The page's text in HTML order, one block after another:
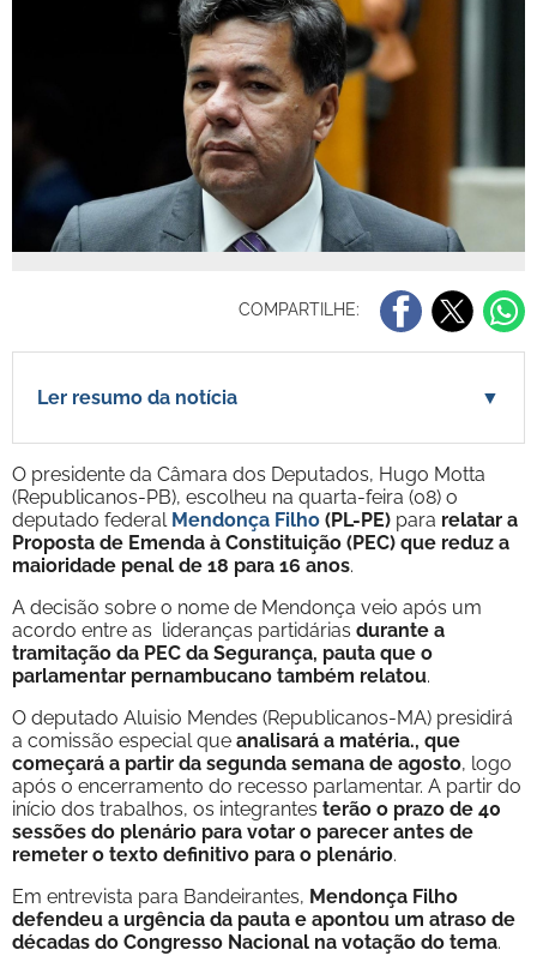
COMPARTILHE:
Ler resumo da notícia ▼
O presidente da Câmara dos Deputados, Hugo Motta
(Republicanos-PB), escolheu na quarta-feira (08) o
deputado federal Mendonça Filho (PL-PE) para relatar a
Proposta de Emenda à Constituição (PEC) que reduz a
maioridade penal de 18 para 16 anos.
A decisão sobre o nome de Mendonça veio após um
acordo entre as lideranças partidárias durante a
tramitação da PEC da Segurança, pauta que o
parlamentar pernambucano também relatou.
O deputado Aluisio Mendes (Republicanos-MA) presidirá
a comissão especial que analisará a matéria., que
começará a partir da segunda semana de agosto, logo
após o encerramento do recesso parlamentar. A partir do
início dos trabalhos, os integrantes terão o prazo de 40
sessões do plenário para votar o parecer antes de
remeter o texto definitivo para o plenário.
Em entrevista para Bandeirantes, Mendonça Filho
defendeu a urgência da pauta e apontou um atraso de
décadas do Congresso Nacional na votação do tema.